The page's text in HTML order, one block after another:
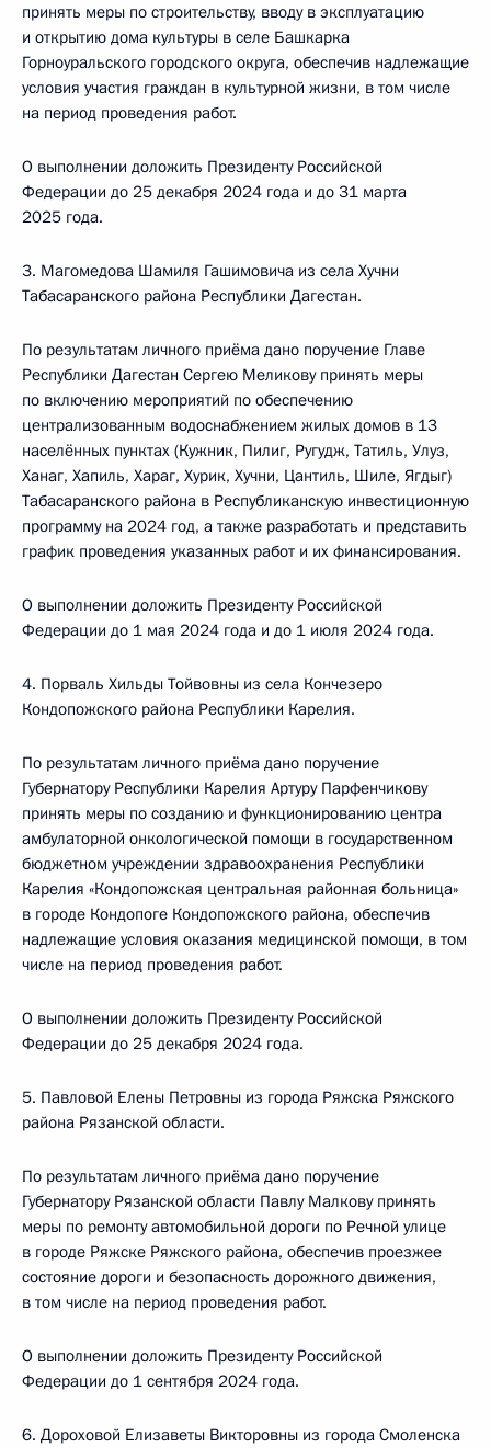
принять меры по строительству, вводу в эксплуатацию
и открытию дома культуры в селе Башкарка
Горноуральского городского округа, обеспечив надлежащие
условия участия граждан в культурной жизни, в том числе
на период проведения работ.
О выполнении доложить Президенту Российской
Федерации до 25 декабря 2024 года и до 31 марта
2025 года.
3. Магомедова Шамиля Гашимовича из села Хучни
Табасаранского района Республики Дагестан.
По результатам личного приёма дано поручение Главе
Республики Дагестан Сергею Меликову принять меры
по включению мероприятий по обеспечению
централизованным водоснабжением жилых домов в 13
населённых пунктах (Кужник, Пилиг, Ругудж, Татиль, Улуз,
Ханаг, Хапиль, Хараг, Хурик, Хучни, Цантиль, Шиле, Ягдыг)
Табасаранского района в Республиканскую инвестиционную
программу на 2024 год, а также разработать и представить
график проведения указанных работ и их финансирования.
О выполнении доложить Президенту Российской
Федерации до 1 мая 2024 года и до 1 июля 2024 года.
4. Порваль Хильды Тойвовны из села Кончезеро
Кондопожского района Республики Карелия.
По результатам личного приёма дано поручение
Губернатору Республики Карелия Артуру Парфенчикову
принять меры по созданию и функционированию центра
амбулаторной онкологической помощи в государственном
бюджетном учреждении здравоохранения Республики
Карелия «Кондопожская центральная районная больница»
в городе Кондопоге Кондопожского района, обеспечив
надлежащие условия оказания медицинской помощи, в том
числе на период проведения работ.
О выполнении доложить Президенту Российской
Федерации до 25 декабря 2024 года.
5. Павловой Елены Петровны из города Ряжска Ряжского
района Рязанской области.
По результатам личного приёма дано поручение
Губернатору Рязанской области Павлу Малкову принять
меры по ремонту автомобильной дороги по Речной улице
в городе Ряжске Ряжского района, обеспечив проезжее
состояние дороги и безопасность дорожного движения,
в том числе на период проведения работ.
О выполнении доложить Президенту Российской
Федерации до 1 сентября 2024 года.
6. Дороховой Елизаветы Викторовны из города Смоленска